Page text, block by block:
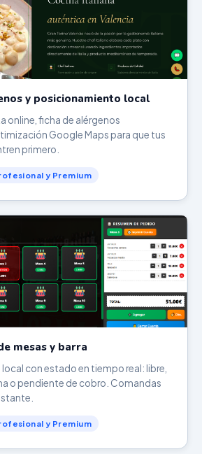
y posicionamiento local
online, ficha de alérgenos
Google Maps para que tus
primero.
y Premium
mesas y barra
con estado en tiempo real: libre,
o pendiente de cobro. Comandas
y Premium